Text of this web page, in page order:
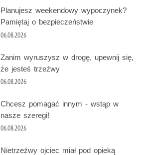
Planujesz weekendowy wypoczynek?
Pamiętaj o bezpieczeństwie
06.08.2026
Zanim wyruszysz w drogę, upewnij się,
że jesteś trzeźwy
06.08.2026
Chcesz pomagać innym - wstąp w
nasze szeregi!
06.08.2026
Nietrzeźwy ojciec miał pod opieką